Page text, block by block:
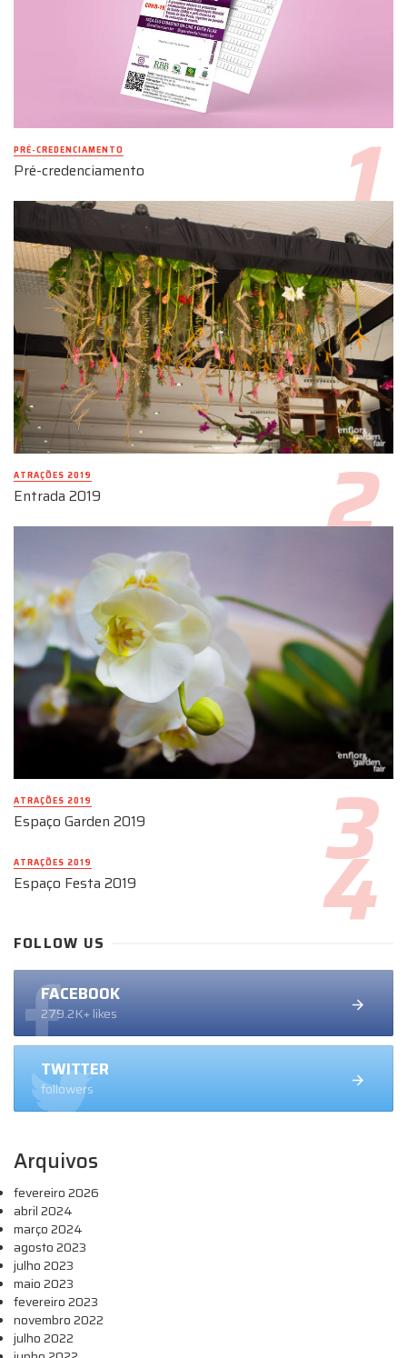
PRÉ-CREDENCIAMENTO
Pré-credenciamento
ATRAÇÕES 2019
Entrada 2019
ATRAÇÕES 2019
Espaço Garden 2019
ATRAÇÕES 2019
Espaço Festa 2019
FOLLOW US
FACEBOOK
279.2K+ likes
TWITTER
followers
Arquivos
fevereiro 2026
abril 2024
março 2024
agosto 2023
julho 2023
maio 2023
fevereiro 2023
novembro 2022
julho 2022